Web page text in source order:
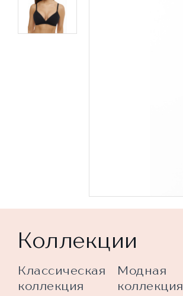
Коллекции
Классическая
коллекция
Модная
коллекция